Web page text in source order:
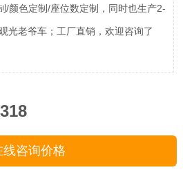
/颜色定制/座位数定制，同时也生产2-
光老爷车；工厂直销，欢迎咨询了
线咨询价格